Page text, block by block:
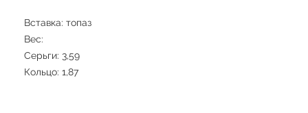
Вставка: топаз
Вес:
Серьги: 3,59
Кольцо: 1,87